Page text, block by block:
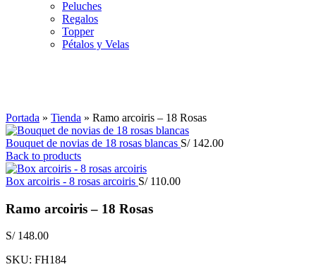
Peluches
Regalos
Topper
Pétalos y Velas
Portada » Tienda » Ramo arcoiris – 18 Rosas
Bouquet de novias de 18 rosas blancas S/142.00
Back to products
Box arcoiris - 8 rosas arcoiris S/110.00
Ramo arcoiris – 18 Rosas
S/148.00
SKU: FH184